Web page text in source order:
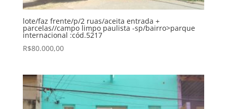
lote/faz frente/p/2 ruas/aceita entrada +
parcelas//campo limpo paulista -sp/bairro>parque
internacional :cód.5217
R$80.000,00